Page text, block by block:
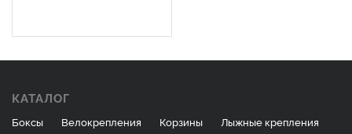
КАТАЛОГ
Боксы Велокрепления Корзины
Лыжные крепления